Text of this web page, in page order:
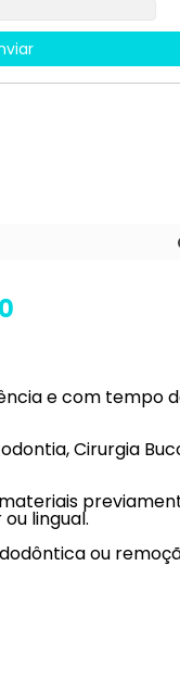
e com tempo
Cirurgia
lingual.
ou